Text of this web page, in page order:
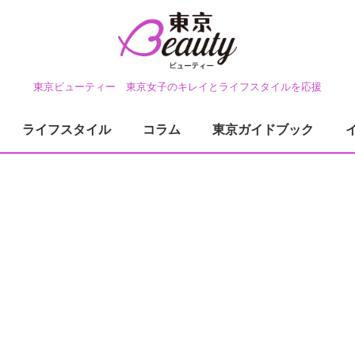
東京ビューティー 東京女子のキレイとライフスタイルを応援
ライフスタイル コラム 東京ガイドブック